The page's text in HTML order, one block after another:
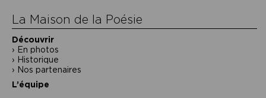
La Maison de la Poésie
Découvrir
En photos
Historique
Nos partenaires
L’équipe